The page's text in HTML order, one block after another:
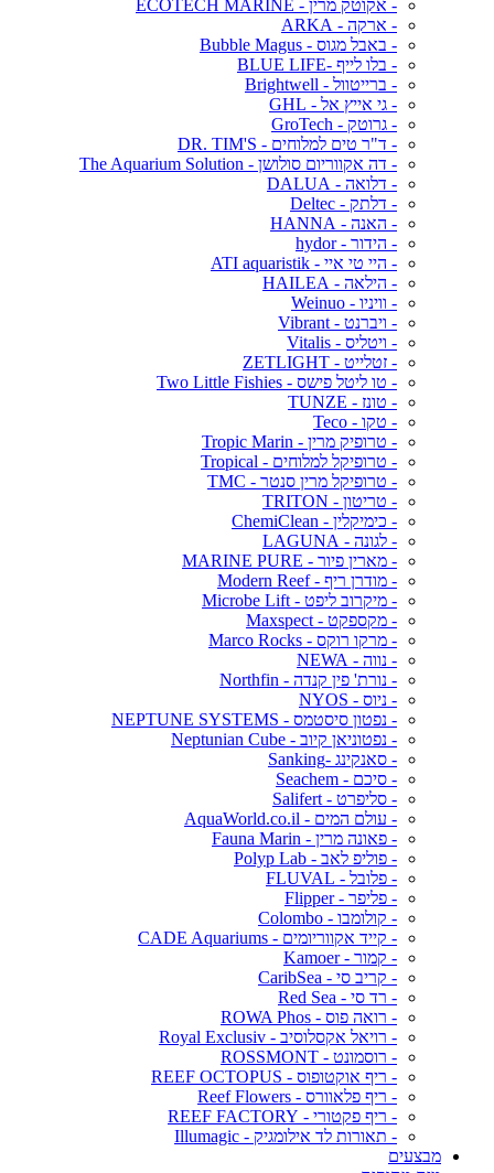
- אקוטק מרין - ECOTECH MARINE
- ארקה - ARKA
- באבל מגוס - Bubble Magus
- בלו לייף -BLUE LIFE
- ברייטוול - Brightwell
- גי אייץ אל - GHL
- גרוטק - GroTech
- ד"ר טים למלוחים - DR. TIM'S
- דה אקווריום סולושן - The Aquarium Solution
- דלואה - DALUA
- דלתק - Deltec
- האנה - HANNA
- הידור - hydor
- היי טי איי - ATI aquaristik
- הילאה - HAILEA
- וויניו - Weinuo
- ויברנט - Vibrant
- ויטליס - Vitalis
- זטלייט - ZETLIGHT
- טו ליטל פישס - Two Little Fishies
- טונז - TUNZE
- טקו - Teco
- טרופיק מרין - Tropic Marin
- טרופיקל למלוחים - Tropical
- טרופיקל מרין סנטר - TMC
- טריטון - TRITON
- כימיקלין - ChemiClean
- לגונה - LAGUNA
- מארין פיור - MARINE PURE
- מודרן ריף - Modern Reef
- מיקרוב ליפט - Microbe Lift
- מקספקט - Maxspect
- מרקו רוקס - Marco Rocks
- נווה - NEWA
- נורת' פין קנדה - Northfin
- ניוס - NYOS
- נפטון סיסטמס - NEPTUNE SYSTEMS
- נפטוניאן קיוב - Neptunian Cube
- סאנקינג -Sanking
- סיכם - Seachem
- סליפרט - Salifert
- עולם המים - AquaWorld.co.il
- פאונה מרין - Fauna Marin
- פוליפ לאב - Polyp Lab
- פלובל - FLUVAL
- פליפר - Flipper
- קולומבו - Colombo
- קייד אקווריומים - CADE Aquariums
- קמור - Kamoer
- קריב סי - CaribSea
- רד סי - Red Sea
- רואה פוס - ROWA Phos
- רויאל אקסלוסיב - Royal Exclusiv
- רוסמונט - ROSSMONT
- ריף אוקטופוס - REEF OCTOPUS
- ריף פלאוורס - Reef Flowers
- ריף פקטורי - REEF FACTORY
- תאורות לד אילומגיק - Illumagic
מבצעים